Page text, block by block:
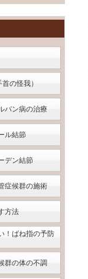
の怪我）
バン病の治療
ル結節
デン結節
症候群の施術
方法
！ばね指の予防
群の体の不調